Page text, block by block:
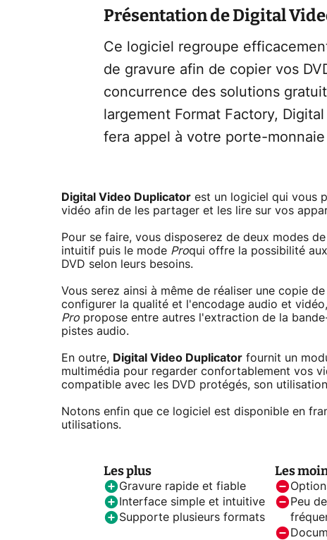
Présentation de Digital
Ce logiciel regroupe
de gravure afin de copier vos
concurrence des solutions
largement Format Factory,
fera appel à votre porte-
Digital Video Duplicator est un logiciel qui vous
vidéo afin de les partager et les lire sur vos
Pour se faire, vous disposerez de deux modes
intuitif puis le mode Proqui offre la possibilité
DVD selon leurs besoins.
Vous serez ainsi à même de réaliser une copie
configurer la qualité et l'encodage audio et
Pro propose entre autres l'extraction de la
pistes audio.
En outre, Digital Video Duplicator fournit un
multimédia pour regarder confortablement vos
compatible avec les DVD protégés, son
Notons enfin que ce logiciel est disponible en
utilisations.
Les plus
Gravure rapide et fiable
Interface simple et intuitive
Supporte plusieurs formats
Les
Peu